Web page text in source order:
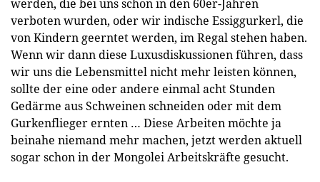
werden, die bei uns schon in den 60er-Jahren
verboten wurden, oder wir indische Essiggurkerl, die
von Kindern geerntet werden, im Regal stehen haben.
Wenn wir dann diese Luxusdiskussionen führen, dass
wir uns die Lebensmittel nicht mehr leisten können,
sollte der eine oder andere einmal acht Stunden
Gedärme aus Schweinen schneiden oder mit dem
Gurkenflieger ernten … Diese Arbeiten möchte ja
beinahe niemand mehr machen, jetzt werden aktuell
sogar schon in der Mongolei Arbeitskräfte gesucht.